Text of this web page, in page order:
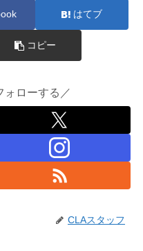
はてブ
コピー
ォローする／
CLAスタッフ